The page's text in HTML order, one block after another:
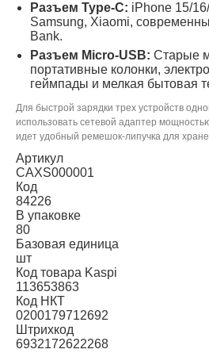
Разъем Type-C: iPhone 15/
Samsung, Xiaomi,
Bank.
Разъем Micro-USB: Старые
портативные колонки,
геймпады и мелкая бытовая
Для быстрой зарядки трех устройств
использовать сетевой адаптер
идет удобный ремешок-липучка для
Артикул
CAXS000001
Код
84226
В упаковке
80
Базовая единица
шт
Код товара Kaspi
113653863
Код НКТ
0200179712692
Штрихкод
6932172622268